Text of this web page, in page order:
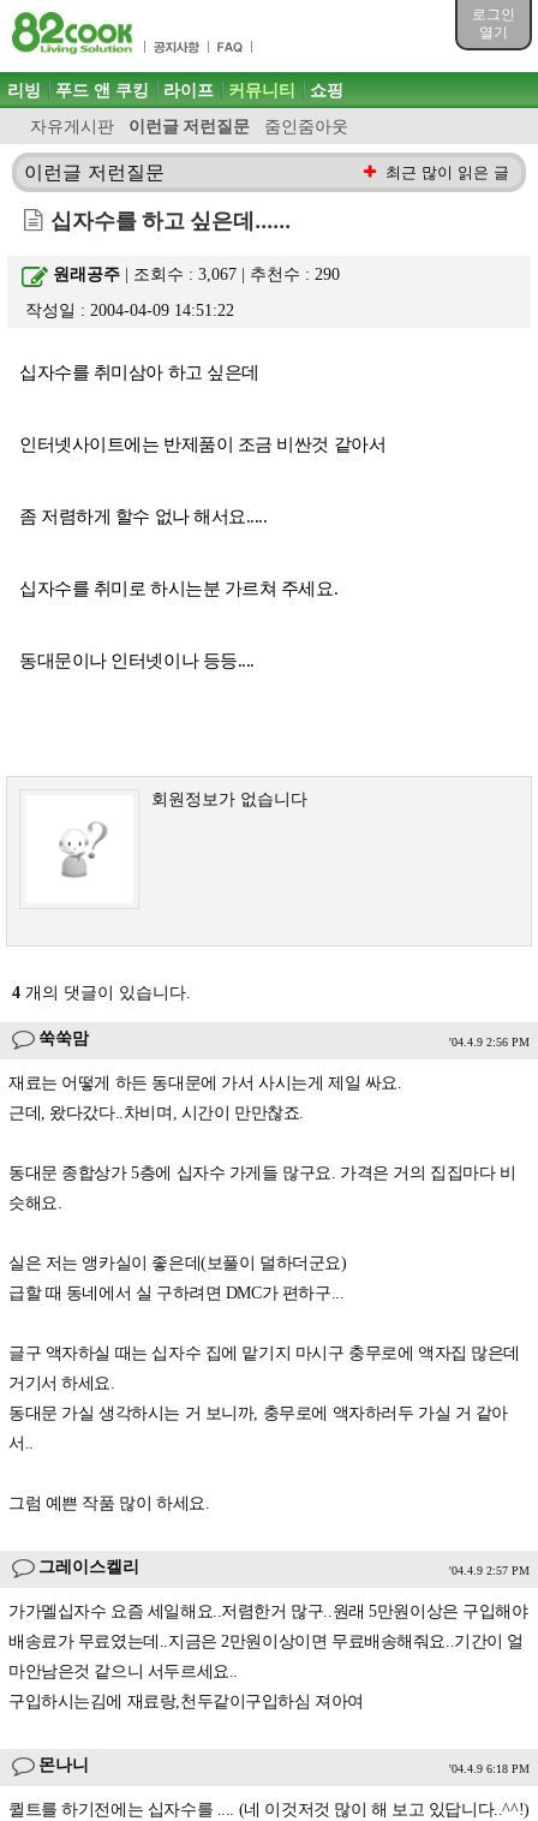
로그인
열기
목차
주메뉴 바로가기
컨텐츠 바로가기
검색 바로가기
로그인 바로가기
주메뉴
리빙 푸드 앤 쿠킹 라이프 커뮤니티
자유게시판 이런글 저런질문 줌인줌아웃
쇼핑
이런글 저런질문 최근 많이 읽은 글
십자수를 하고 싶은데......
원래공주 | 조회수 : 3,067 | 추천수 :290
작성일 : 2004-04-09 14:51:22
십자수를 취미삼아 하고 싶은데
인터넷사이트에는 반제품이 조금 비싼것 같아서
좀 저렴하게 할수 없나 해서요.....
십자수를 취미로 하시는분 가르쳐 주세요.
동대문이나 인터넷이나 등등....
회원정보가 없습니다
4 개의 댓글이 있습니다.
쑥쑥맘 '04.4.9 2:56 PM
재료는 어떻게 하든 동대문에 가서 사시는게 제일 싸요.
근데, 왔다갔다..차비며, 시간이 만만찮죠.
동대문 종합상가 5층에 십자수 가게들 많구요. 가격은 거의 집집마다 비
슷해요.
실은 저는 앵카실이 좋은데(보풀이 덜하더군요)
급할 때 동네에서 실 구하려면 DMC가 편하구...
글구 액자하실 때는 십자수 집에 맡기지 마시구 충무로에 액자집 많은데
거기서 하세요.
동대문 가실 생각하시는 거 보니까, 충무로에 액자하러두 가실 거 같아
서..
그럼 예쁜 작품 많이 하세요.
그레이스켈리 '04.4.9 2:57 PM
가가멜십자수 요즘 세일해요..저렴한거 많구..원래 5만원이상은 구입해야
배송료가 무료였는데..지금은 2만원이상이면 무료배송해줘요..기간이 얼
마안남은것 같으니 서두르세요..
구입하시는김에 재료랑,천두같이구입하심 져아여
몬나니 '04.4.9 6:18 PM
퀼트를 하기전에는 십자수를 .... (네 이것저것 많이 해 보고 있답니다..^^!)